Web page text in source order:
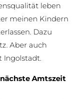
leben
meinen Kindern
Dazu
Aber auch
Ingolstadt.
Amtszeit